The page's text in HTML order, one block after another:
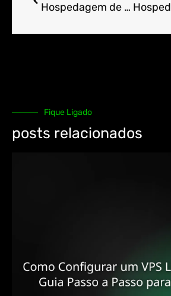
Hospedagem de Sites para Engenheiro em Amaro
Fique Ligado
posts relacionados